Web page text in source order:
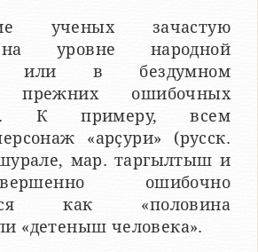
ученых зачастую
уровне народной
или в бездумном
прежних ошибочных
К примеру, всем
«арҫури» (русск.
мар. таргылтыш и
ошибочно
как «половина
«детеныш человека».